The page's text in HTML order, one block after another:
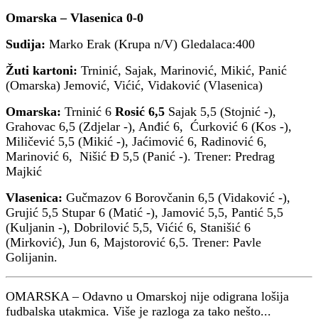
Omarska – Vlasenica 0-0
Sudija: Marko Erak (Krupa n/V) Gledalaca:400
Žuti kartoni: Trninić, Sajak, Marinović, Mikić, Panić
(Omarska) Jemović, Vićić, Vidaković (Vlasenica)
Omarska: Trninić 6 Rosić 6,5 Sajak 5,5 (Stojnić -),
Grahovac 6,5 (Zdjelar -), Anđić 6, Ćurković 6 (Kos -),
Miličević 5,5 (Mikić -), Jaćimović 6, Radinović 6,
Marinović 6, Nišić Đ 5,5 (Panić -). Trener: Predrag
Majkić
Vlasenica: Gučmazov 6 Borovčanin 6,5 (Vidaković -),
Grujić 5,5 Stupar 6 (Matić -), Jamović 5,5, Pantić 5,5
(Kuljanin -), Dobrilović 5,5, Vićić 6, Stanišić 6
(Mirković), Jun 6, Majstorović 6,5. Trener: Pavle
Golijanin.
OMARSKA – Odavno u Omarskoj nije odigrana lošija
fudbalska utakmica. Više je razloga za tako nešto...